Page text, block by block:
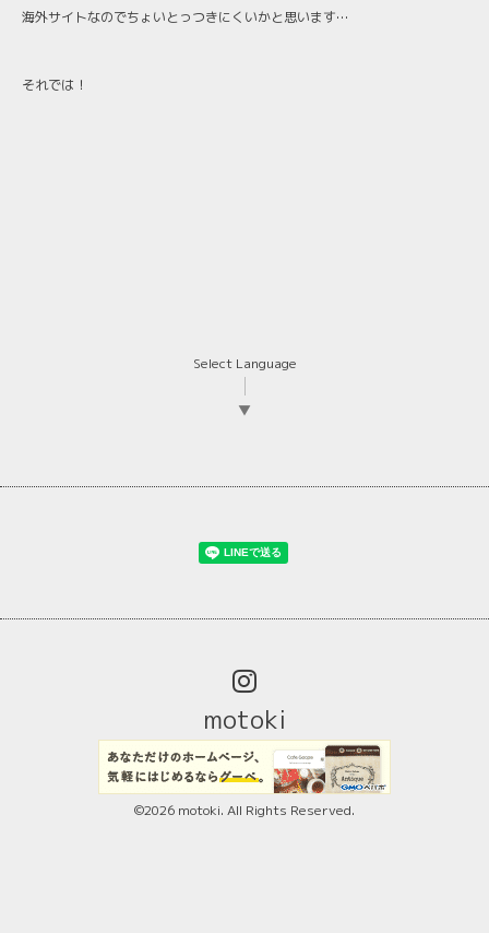
海外サイトなのでちょいとっつきにくいかと思います…
それでは！
Select Language
▼
motoki
©2026 motoki. All Rights Reserved.